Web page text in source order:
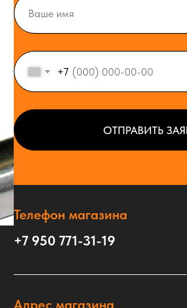
+7
ОТПРАВИТЬ
Телефон магазина
+7 950 771-31-19
Адрес магазина